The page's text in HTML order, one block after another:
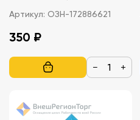
Артикул: ОЗН-172886621
350 ₽
− +